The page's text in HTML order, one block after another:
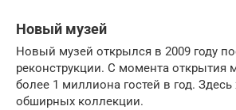
Новый музей
Новый музей открылся в 2009 году
реконструкции. С момента открытия
более 1 миллиона гостей в год. Здесь
обширных коллекции.